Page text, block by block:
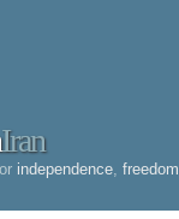
Iran
independence freedom